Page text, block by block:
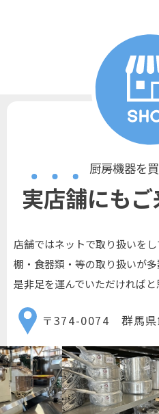
厨房機器を
実店舗にも
店舗ではネットで取り扱いを
棚・食器類・等の取り扱いが多
是非足を運んでいただければと
〒374-0074 群馬県